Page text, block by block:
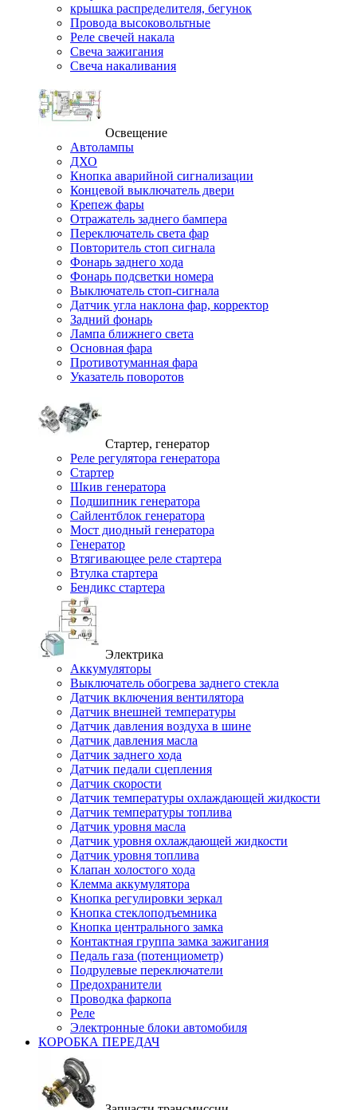
крышка распределителя, бегунок
Провода высоковольтные
Реле свечей накала
Свеча зажигания
Свеча накаливания
Освещение
Автолампы
ДХО
Кнопка аварийной сигнализации
Концевой выключатель двери
Крепеж фары
Отражатель заднего бампера
Переключатель света фар
Повторитель стоп сигнала
Фонарь заднего хода
Фонарь подсветки номера
Выключатель стоп-сигнала
Датчик угла наклона фар, корректор
Задний фонарь
Лампа ближнего света
Основная фара
Противотуманная фара
Указатель поворотов
Стартер, генератор
Реле регулятора генератора
Стартер
Шкив генератора
Подшипник генератора
Сайлентблок генератора
Мост диодный генератора
Генератор
Втягивающее реле стартера
Втулка стартера
Бендикс стартера
Электрика
Аккумуляторы
Выключатель обогрева заднего стекла
Датчик включения вентилятора
Датчик внешней температуры
Датчик давления воздуха в шине
Датчик давления масла
Датчик заднего хода
Датчик педали сцепления
Датчик скорости
Датчик температуры охлаждающей жидкости
Датчик температуры топлива
Датчик уровня масла
Датчик уровня охлаждающей жидкости
Датчик уровня топлива
Клапан холостого хода
Клемма аккумулятора
Кнопка регулировки зеркал
Кнопка стеклоподъемника
Кнопка центрального замка
Контактная группа замка зажигания
Педаль газа (потенциометр)
Подрулевые переключатели
Предохранители
Проводка фаркопа
Реле
Электронные блоки автомобиля
КОРОБКА ПЕРЕДАЧ